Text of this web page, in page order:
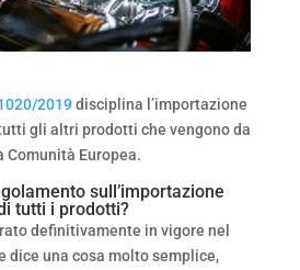
2019disciplina l’importazione
gli altri prodotti che vengono da
Comunità Europea.
sull’importazione
tutti i prodotti?
definitivamente in vigore nel
dice una cosa molto semplice,